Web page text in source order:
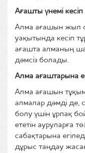
Ағашты үнемі кес
Алма ағашын жыл
уақытында кесіп
ағашта алманың
дәмсіз болады.
Алма ағаштарына
Алма ағашын
алмалар дәмді де,
болу үшін ұрпақ
ететін ауруларға
сабақтарына
дұрыс таңдау